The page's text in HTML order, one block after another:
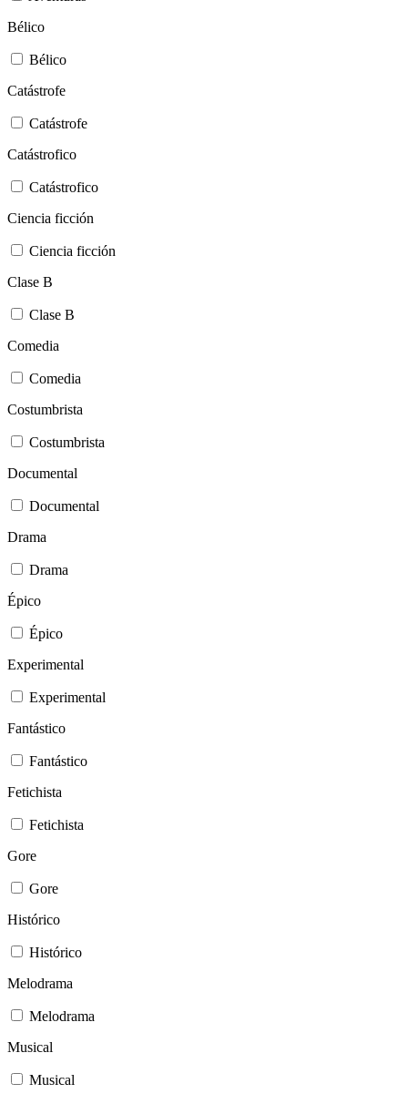
Bélico
Bélico
Catástrofe
Catástrofe
Catástrofico
Catástrofico
Ciencia ficción
Ciencia ficción
Clase B
Clase B
Comedia
Comedia
Costumbrista
Costumbrista
Documental
Documental
Drama
Drama
Épico
Épico
Experimental
Experimental
Fantástico
Fantástico
Fetichista
Fetichista
Gore
Gore
Histórico
Histórico
Melodrama
Melodrama
Musical
Musical